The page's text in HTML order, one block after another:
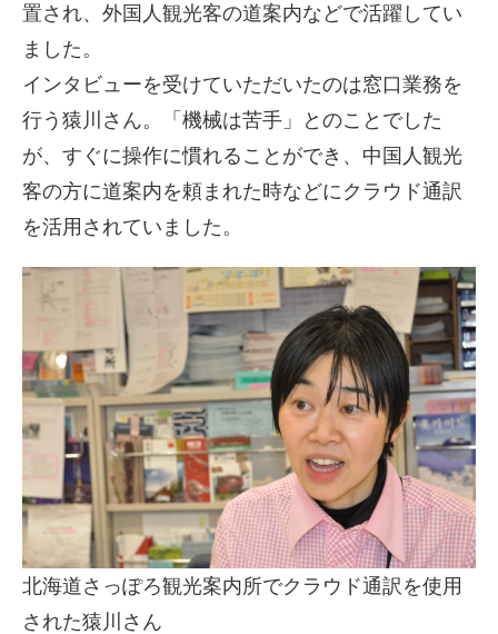
置され、外国人観光客の道案内などで活躍してい
ました。
インタビューを受けていただいたのは窓口業務を
行う猿川さん。「機械は苦手」とのことでした
が、すぐに操作に慣れることができ、中国人観光
客の方に道案内を頼まれた時などにクラウド通訳
を活用されていました。
北海道さっぽろ観光案内所でクラウド通訳を使用
された猿川さん